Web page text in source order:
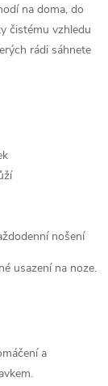
na doma, do
čistému vzhledu
rádi sáhnete
nošení
usazení na noze.
a